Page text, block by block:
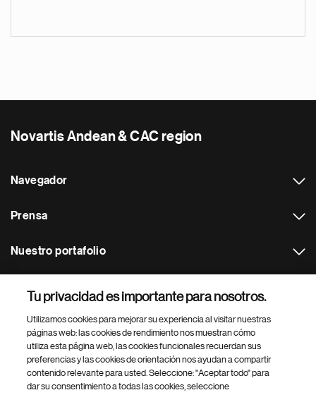
Novartis Andean & CAC region
Navegador
Prensa
Nuestro portafolio
Footer Site Search
Tu privacidad es importante para nosotros.
Utilizamos cookies para mejorar su experiencia al visitar nuestras
páginas web: las cookies de rendimiento nos muestran cómo
utiliza esta página web, las cookies funcionales recuerdan sus
preferencias y las cookies de orientación nos ayudan a compartir
contenido relevante para usted. Seleccione: "Aceptar todo" para
dar su consentimiento a todas las cookies, seleccione